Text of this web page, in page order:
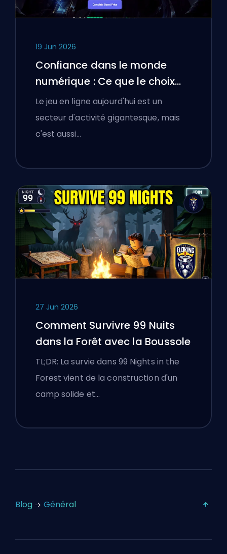
19 Jun 2026
Confiance dans le monde
numérique : Ce que le choix
d'une plateforme de boosting
a appris aux joueurs polonais
sur la vérification des services
Le jeu en ligne aujourd'hui est un
secteur d'activité gigantesque, mais
c'est aussi…
27 Jun 2026
Comment Survivre 99 Nuits
dans la Forêt avec la Boussole
TL;DR: La survie dans 99 Nights in the
Forest vient de la construction d'un
camp solide et…
Blog Général